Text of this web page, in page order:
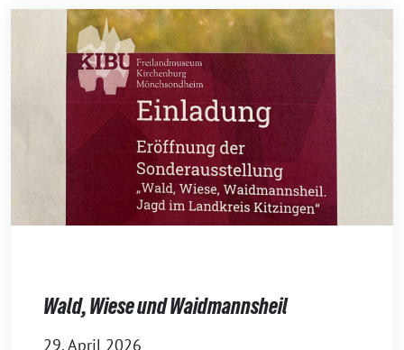
Wald, Wiese und Waidmannsheil
29. April 2026